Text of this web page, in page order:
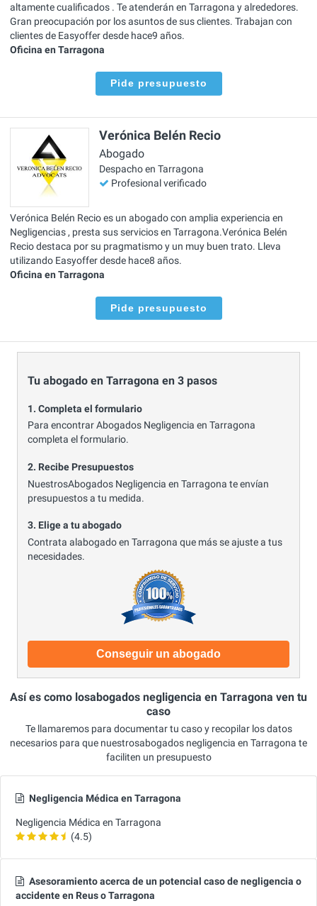
altamente cualificados . Te atenderán en Tarragona y alrededores.
Gran preocupación por los asuntos de sus clientes. Trabajan con
clientes de Easyoffer desde hace9 años.
Oficina en Tarragona
Pide presupuesto
Verónica Belén Recio
Abogado
Despacho en Tarragona
Profesional verificado
Verónica Belén Recio es un abogado con amplia experiencia en
Negligencias , presta sus servicios en Tarragona.Verónica Belén
Recio destaca por su pragmatismo y un muy buen trato. Lleva
utilizando Easyoffer desde hace8 años.
Oficina en Tarragona
Pide presupuesto
Tu abogado en Tarragona en 3 pasos
1. Completa el formulario
Para encontrar Abogados Negligencia en Tarragona
completa el formulario.
2. Recibe Presupuestos
NuestrosAbogados Negligencia en Tarragona te envían
presupuestos a tu medida.
3. Elige a tu abogado
Contrata alabogado en Tarragona que más se ajuste a tus
necesidades.
Conseguir un abogado
Así es como losabogados negligencia en Tarragona ven tu
caso
Te llamaremos para documentar tu caso y recopilar los datos
necesarios para que nuestrosabogados negligencia en Tarragona te
faciliten un presupuesto
Negligencia Médica en Tarragona
Negligencia Médica en Tarragona
(4.5)
Asesoramiento acerca de un potencial caso de negligencia o
accidente en Reus o Tarragona